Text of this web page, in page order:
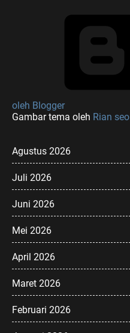
oleh Blogger
Gambar tema oleh Rian seo
Agustus 2026
Juli 2026
Juni 2026
Mei 2026
April 2026
Maret 2026
Februari 2026